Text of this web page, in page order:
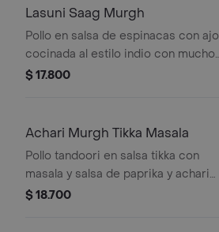
Lasuni Saag Murgh
Pollo en salsa de espinacas con ajo
cocinada al estilo indio con mucho
masala.
$ 17.800
Achari Murgh Tikka Masala
Pollo tandoori en salsa tikka con
masala y salsa de paprika y achari
(ácido picante). (contiene frutos
$ 18.700